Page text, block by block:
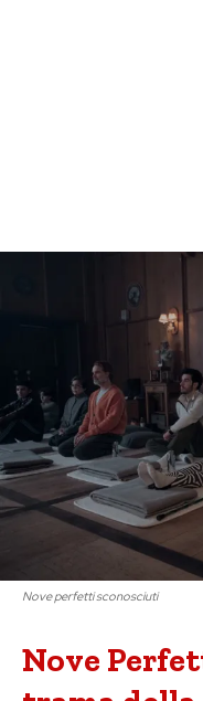
Nove perfetti sconosciuti
Nove